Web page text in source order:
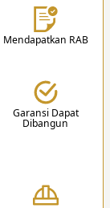
memulai
Mendapatkan RAB
Garansi Dapat
Dibangun